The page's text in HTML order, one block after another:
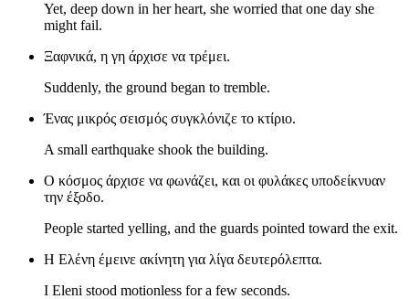
Yet, deep down in her heart, she worried that one day she
might fail.
Ξαφνικά, η γη άρχισε να τρέμει.
Suddenly, the ground began to tremble.
Ένας μικρός σεισμός συγκλόνιζε το κτίριο.
A small earthquake shook the building.
Ο κόσμος άρχισε να φωνάζει, και οι φυλάκες υποδείκνυαν
την έξοδο.
People started yelling, and the guards pointed toward the exit.
Η Ελένη έμεινε ακίνητη για λίγα δευτερόλεπτα.
I Eleni stood motionless for a few seconds.